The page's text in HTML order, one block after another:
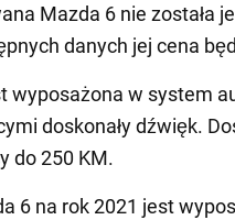
Mazda 6 nie została
danych jej cena
wyposażona w system
doskonały dźwięk.
do 250 KM.
6 na rok 2021 jest